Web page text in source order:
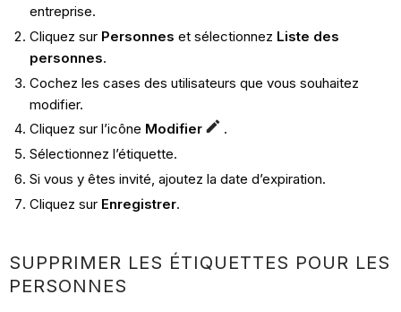
entreprise.
Cliquez sur Personnes et sélectionnez Liste des
personnes.
Cochez les cases des utilisateurs que vous souhaitez
modifier.
Cliquez sur l’icône Modifier
.
Sélectionnez l’étiquette.
Si vous y êtes invité, ajoutez la date d’expiration.
Cliquez sur Enregistrer.
SUPPRIMER LES ÉTIQUETTES POUR LES
PERSONNES